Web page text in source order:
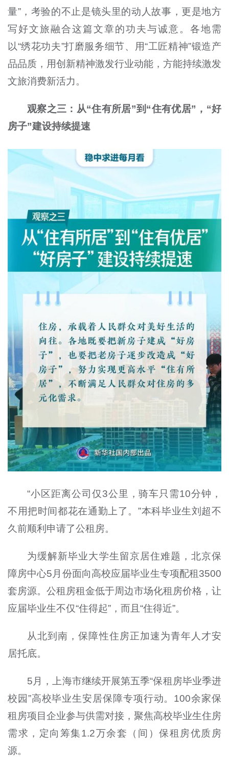
量”，考验的不止是镜头里的动人故事，更是地方
写好文旅融合这篇文章的功夫与诚意。各地需
以“绣花功夫”打磨服务细节、用“工匠精神”锻造产
品品质，用创新精神激发行业动能，方能持续激发
文旅消费新活力。
观察之三：从“住有所居”到“住有优居”，“好
房子”建设持续提速
“小区距离公司仅3公里，骑车只需10分钟，
不用把时间都花在通勤上了。”本科毕业生刘超不
久前顺利申请了公租房。
为缓解新毕业大学生留京居住难题，北京保
障房中心5月份面向高校应届毕业生专项配租3500
套房源。公租房租金低于周边市场化租房价格，让
应届毕业生不仅“住得起”，而且“住得近”。
从北到南，保障性住房正加速为青年人才安
居托底。
5月，上海市继续开展第五季“保租房毕业季进
校园”高校毕业生安居保障专项行动。100余家保
租房项目企业参与供需对接，聚焦高校毕业生住房
需求，定向筹集1.2万余套（间）保租房优质房
源。